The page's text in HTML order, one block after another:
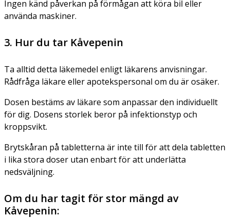
Ingen känd påverkan på förmågan att köra bil eller
använda maskiner.
3. Hur du tar Kåvepenin
Ta alltid detta läkemedel enligt läkarens anvisningar.
Rådfråga läkare eller apotekspersonal om du är osäker.
Dosen bestäms av läkare som anpassar den individuellt
för dig. Dosens storlek beror på infektionstyp och
kroppsvikt.
Brytskåran på tabletterna är inte till för att dela tabletten
i lika stora doser utan enbart för att underlätta
nedsväljning.
Om du har tagit för stor mängd av
Kåvepenin: